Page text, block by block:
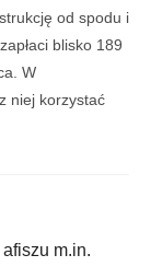
od spodu i
blisko 189
W
niej korzystać
m.in.